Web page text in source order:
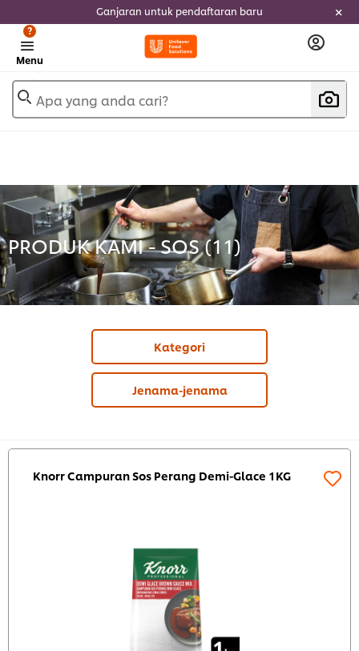
Ganjaran untuk pendaftaran baru
Menu
?
Apa yang anda cari?
PRODUK KAMI - SOS (11)
Kategori
Jenama-jenama
Knorr Campuran Sos Perang Demi-Glace 1KG